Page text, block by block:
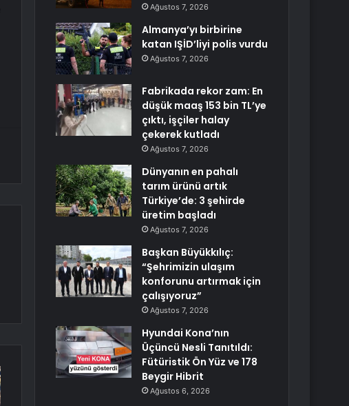
Ağustos 7, 2026
Almanya’yı birbirine
katan IŞİD’liyi polis vurdu
Ağustos 7, 2026
Fabrikada rekor zam: En
düşük maaş 153 bin TL’ye
çıktı, işçiler halay
çekerek kutladı
Ağustos 7, 2026
Dünyanın en pahalı
tarım ürünü artık
Türkiye’de: 3 şehirde
üretim başladı
Ağustos 7, 2026
Başkan Büyükkılıç:
“Şehrimizin ulaşım
konforunu artırmak için
çalışıyoruz”
Ağustos 7, 2026
Hyundai Kona’nın
Üçüncü Nesli Tanıtıldı:
Fütüristik Ön Yüz ve 178
Beygir Hibrit
Ağustos 6, 2026